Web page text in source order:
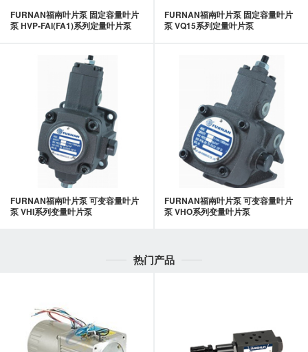
FURNAN福南叶片泵 固定容量叶片
泵 HVP-FAI(FA1)系列定量叶片泵
FURNAN福南叶片泵 固定容量叶片
泵 VQ15系列定量叶片泵
FURNAN福南叶片泵 可变容量叶片
泵 VHI系列变量叶片泵
FURNAN福南叶片泵 可变容量叶片
泵 VHO系列变量叶片泵
热门产品